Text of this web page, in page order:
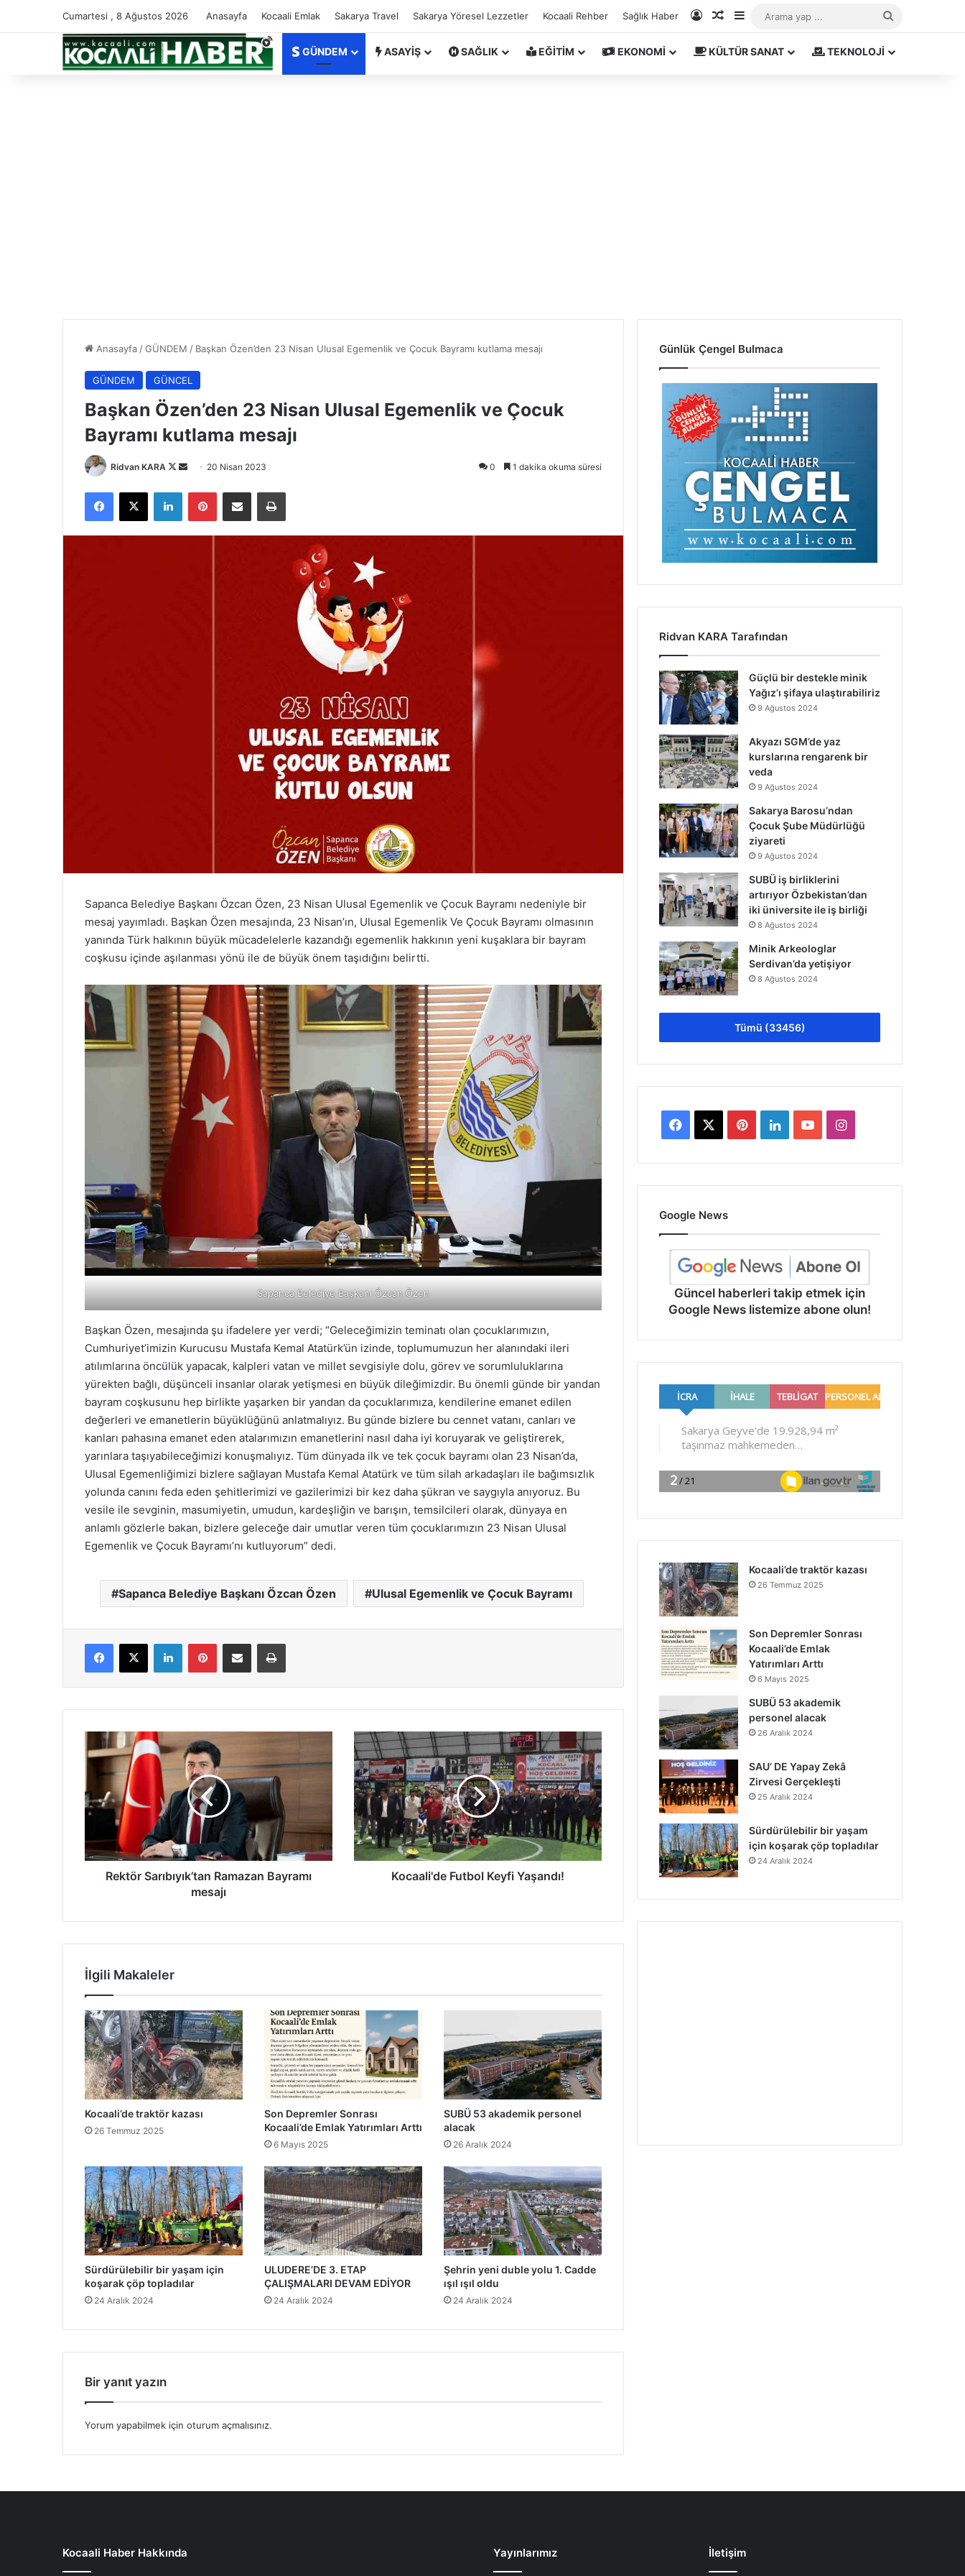
Cumartesi , 8 Ağustos 2026 Anasayfa Kocaali Emlak Sakarya Travel Sakarya Yöresel Lezzetler Kocaali Rehber Sağlık Haber Kayıt OlRastgele Makale
Kenar Bölmesi
GÜNDEM ASAYİŞ SAĞLIK EĞİTİM EKONOMİ KÜLTÜR SANAT TEKNOLOJİ
Anasayfa /GÜNDEM / Başkan Özen’den 23 Nisan Ulusal Egemenlik ve Çocuk Bayramı kutlama mesajı
GÜNDEM GÜNCEL
Başkan Özen’den 23 Nisan Ulusal Egemenlik ve Çocuk
Bayramı kutlama mesajı
Ridvan KARA
Follow
Bir
posta
göndermek
20 Nisan 2023 0 1 dakika okuma süresi
Facebook
X LinkedInPinterestE-Posta ile paylaş Yazdır
Sapanca Belediye Başkanı Özcan Özen, 23 Nisan Ulusal Egemenlik ve Çocuk Bayramı nedeniyle bir
mesaj yayımladı. Başkan Özen mesajında, 23 Nisan’ın, Ulusal Egemenlik Ve Çocuk Bayramı olmasının
yanında Türk halkının büyük mücadelelerle kazandığı egemenlik hakkının yeni kuşaklara bir bayram
coşkusu içinde aşılanması yönü ile de büyük önem taşıdığını belirtti.
Sapanca Belediye Başkanı Özcan Özen
Başkan Özen, mesajında şu ifadelere yer verdi; “Geleceğimizin teminatı olan çocuklarımızın,
Cumhuriyet’imizin Kurucusu Mustafa Kemal Atatürk’ün izinde, toplumumuzun her alanındaki ileri
atılımlarına öncülük yapacak, kalpleri vatan ve millet sevgisiyle dolu, görev ve sorumluluklarına
yürekten bağlı, düşünceli insanlar olarak yetişmesi en büyük dileğimizdir. Bu önemli günde bir yandan
bayram coşkusunu hep birlikte yaşarken bir yandan da çocuklarımıza, kendilerine emanet edilen
değerleri ve emanetlerin büyüklüğünü anlatmalıyız. Bu günde bizlere bu cennet vatanı, canları ve
kanları pahasına emanet eden atalarımızın emanetlerini nasıl daha iyi koruyarak ve geliştirerek,
yarınlara taşıyabileceğimizi konuşmalıyız. Tüm dünyada ilk ve tek çocuk bayramı olan 23 Nisan’da,
Ulusal Egemenliğimizi bizlere sağlayan Mustafa Kemal Atatürk ve tüm silah arkadaşları ile bağımsızlık
yolunda canını feda eden şehitlerimizi ve gazilerimizi bir kez daha şükran ve saygıyla anıyoruz. Bu
vesile ile sevginin, masumiyetin, umudun, kardeşliğin ve barışın, temsilcileri olarak, dünyaya en
anlamlı gözlerle bakan, bizlere geleceğe dair umutlar veren tüm çocuklarımızın 23 Nisan Ulusal
Egemenlik ve Çocuk Bayramı’nı kutluyorum” dedi.
Sapanca Belediye Başkanı Özcan Özen Ulusal Egemenlik ve Çocuk Bayramı
Facebook
X LinkedInPinterestE-Posta ile paylaş Yazdır
Rektör
Sarıbıyık’tan
mesajı
Rektör Sarıbıyık’tan Ramazan Bayramı
mesajı
Kocaali'de
Futbol
Keyfi
Yaşandı!
Kocaali'de Futbol Keyfi Yaşandı!
İlgili Makaleler
Kocaali’de traktör kazası
26 Temmuz 2025
Son Depremler Sonrası
Kocaali’de Emlak Yatırımları Arttı
6 Mayıs 2025
SUBÜ 53 akademik personel
alacak
26 Aralık 2024
Sürdürülebilir bir yaşam için
koşarak çöp topladılar
24 Aralık 2024
ULUDERE’DE 3. ETAP
ÇALIŞMALARI DEVAM EDİYOR
24 Aralık 2024
Şehrin yeni duble yolu 1. Cadde
ışıl ışıl oldu
24 Aralık 2024
Bir yanıt yazın
Yorum yapabilmek için oturum açmalısınız.
Günlük Çengel Bulmaca
Ridvan KARA Tarafından
Güçlü bir destekle minik
Yağız’ı şifaya ulaştırabiliriz
9 Ağustos 2024
Akyazı SGM’de yaz
kurslarına rengarenk bir
veda
9 Ağustos 2024
Sakarya Barosu’ndan
Çocuk Şube Müdürlüğü
ziyareti
9 Ağustos 2024
SUBÜ iş birliklerini
artırıyor Özbekistan’dan
iki üniversite ile iş birliği
8 Ağustos 2024
Minik Arkeologlar
Serdivan’da yetişiyor
8 Ağustos 2024
Tümü (33456)
Facebook PinterestLinkedInYouTubeInstagram
Google News
Güncel haberleri takip etmek için
Google News listemize abone olun!
Kocaali’de traktör kazası
26 Temmuz 2025
Son Depremler Sonrası
Kocaali’de Emlak
Yatırımları Arttı
6 Mayıs 2025
SUBÜ 53 akademik
personel alacak
26 Aralık 2024
SAU’ DE Yapay Zekâ
Zirvesi Gerçekleşti
25 Aralık 2024
Sürdürülebilir bir yaşam
için koşarak çöp topladılar
24 Aralık 2024
Kocaali Haber Hakkında Yayınlarımız İletişim